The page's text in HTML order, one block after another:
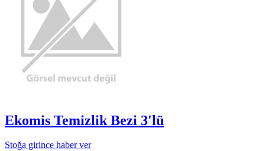
Ekomis Temizlik Bezi 3'lü
Stoğa girince haber ver